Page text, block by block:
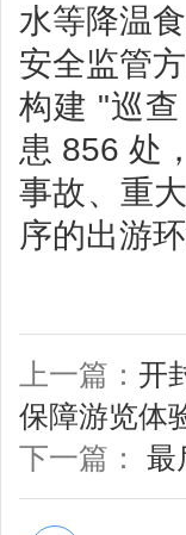
水等降温食
安全监管
构建 "巡
患 856 处
事故、重
序的出游环
上一篇： 开
保障游览体
下一篇： 最